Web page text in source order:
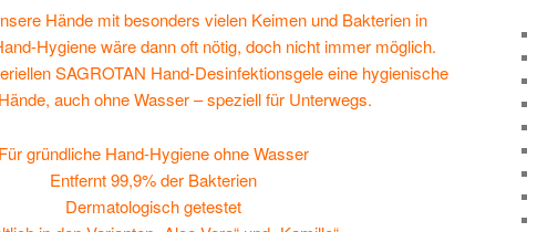
Hände mit besonders vielen Keimen und Bakterien in
Hygiene wäre dann oft nötig, doch nicht immer möglich.
SAGROTAN Hand-Desinfektionsgele eine hygienische
auch ohne Wasser – speziell für Unterwegs.
Für gründliche Hand-Hygiene ohne Wasser
Entfernt 99,9% der Bakterien
Dermatologisch getestet